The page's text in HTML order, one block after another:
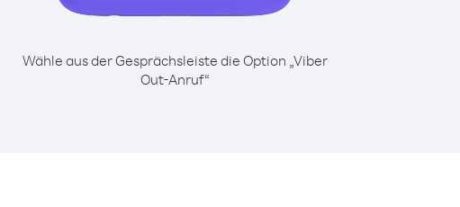
Wähle aus der Gesprächsleiste die Option „Viber
Out-Anruf“